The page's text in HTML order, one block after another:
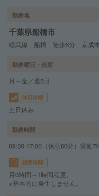
勤務地
千葉県船橋市
総武線 船橋 徒歩6分 京成
勤務曜日・頻度
月～金／週5日
休日休暇
土日休み
勤務時間
08:30-17:00（休憩60分）実働7
残業時間
月0時間～1時間程度。
※基本的に発生しません。